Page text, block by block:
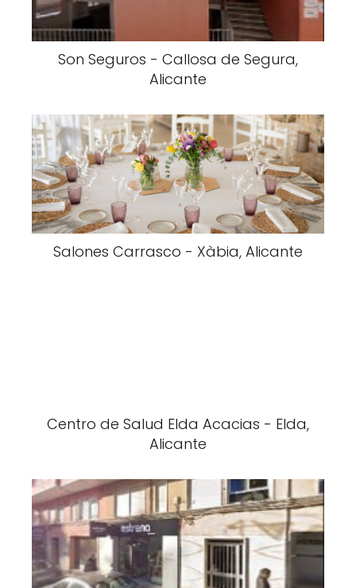
Son Seguros - Callosa de Segura,
Alicante
Salones Carrasco - Xàbia, Alicante
Centro de Salud Elda Acacias - Elda,
Alicante